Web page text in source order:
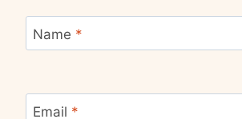
Name *
Email *